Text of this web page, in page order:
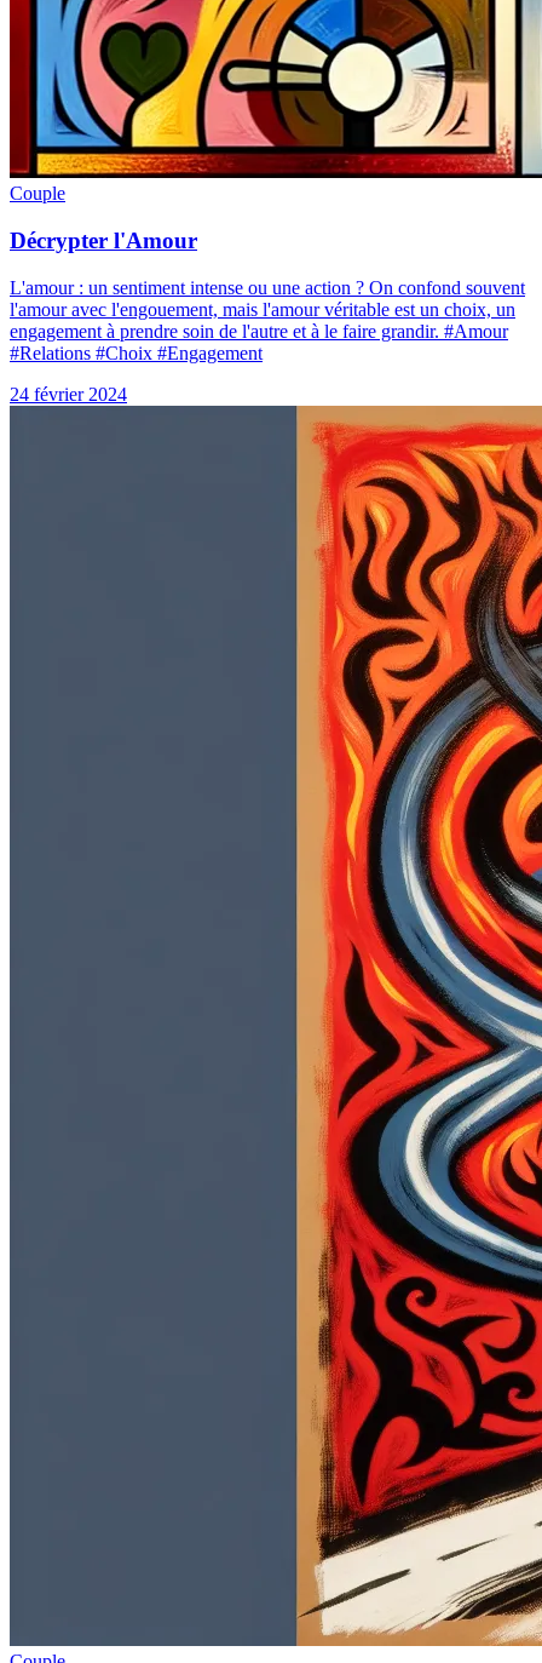
Couple
Décrypter l'Amour
L'amour : un sentiment intense ou une action ? On confond souvent
l'amour avec l'engouement, mais l'amour véritable est un choix, un
engagement à prendre soin de l'autre et à le faire grandir. #Amour
#Relations #Choix #Engagement
24 février 2024